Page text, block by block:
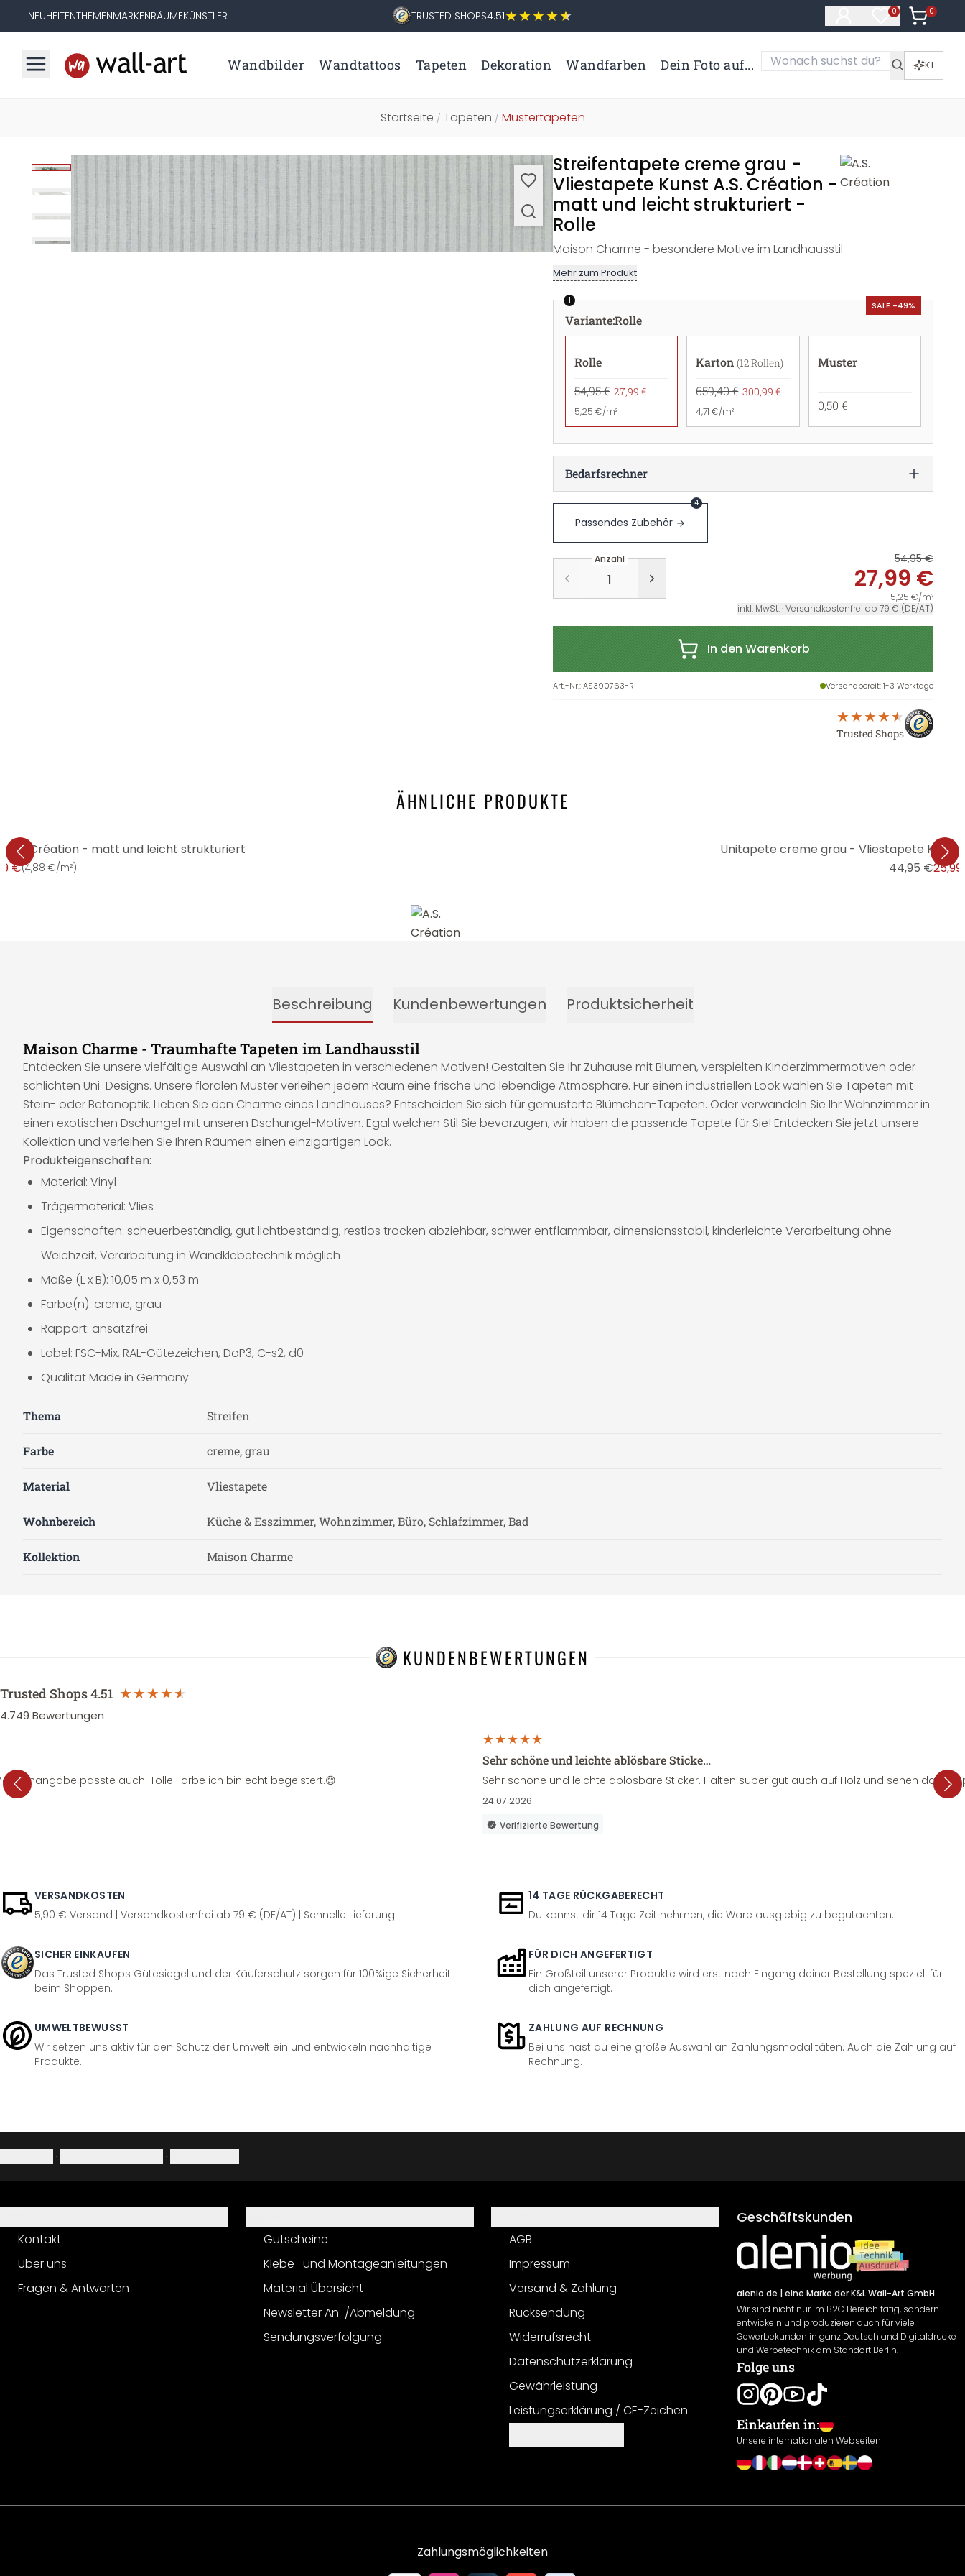
NEUHEITENTHEMENMARKENRÄUMEKÜNSTLER TRUSTED SHOPS4.51 0
Artikel im
0
Artikel
Wandbilder Wandtattoos Tapeten Dekoration Wandfarben Dein Foto auf... KI
Startseite / Tapeten / Mustertapeten
Streifentapete creme grau -
Vliestapete Kunst A.S. Création -
matt und leicht strukturiert -
Rolle
Maison Charme - besondere Motive im Landhausstil
Mehr zum Produkt
SALE -49%
1
Variante:Rolle
Rolle
54,95 € 27,99 €
5,25 €/m²
Karton (12 Rollen)
659,40 € 300,99 €
4,71 €/m²
Muster
0,50 €
Bedarfsrechner
Passendes Zubehör
4
Anzahl 54,95 €
27,99 €
5,25 €/m²
inkl. MwSt. · Versandkostenfrei ab 79 € (DE/AT)
In den Warenkorb
Art.-Nr.:AS390763-R Versandbereit: 1-3 Werktage
Trusted Shops
ÄHNLICHE PRODUKTE
Création - matt und leicht strukturiert
€(4,88 €/m²)
Unitapete creme grau - Vliestapete
44,95 €
Beschreibung Kundenbewertungen Produktsicherheit
Maison Charme - Traumhafte Tapeten im Landhausstil
Entdecken Sie unsere vielfältige Auswahl an Vliestapeten in verschiedenen Motiven! Gestalten Sie Ihr Zuhause mit Blumen, verspielten Kinderzimmermotiven oder
schlichten Uni-Designs. Unsere floralen Muster verleihen jedem Raum eine frische und lebendige Atmosphäre. Für einen industriellen Look wählen Sie Tapeten mit
Stein- oder Betonoptik. Lieben Sie den Charme eines Landhauses? Entscheiden Sie sich für gemusterte Blümchen-Tapeten. Oder verwandeln Sie Ihr Wohnzimmer in
einen exotischen Dschungel mit unseren Dschungel-Motiven. Egal welchen Stil Sie bevorzugen, wir haben die passende Tapete für Sie! Entdecken Sie jetzt unsere
Kollektion und verleihen Sie Ihren Räumen einen einzigartigen Look.
Produkteigenschaften:
Material: Vinyl
Trägermaterial: Vlies
Eigenschaften: scheuerbeständig, gut lichtbeständig, restlos trocken abziehbar, schwer entflammbar, dimensionsstabil, kinderleichte Verarbeitung ohne
Weichzeit, Verarbeitung in Wandklebetechnik möglich
Maße (L x B): 10,05 m x 0,53 m
Farbe(n): creme, grau
Rapport: ansatzfrei
Label: FSC-Mix, RAL-Gütezeichen, DoP3, C-s2, d0
Qualität Made in Germany
Thema Streifen
Farbe creme, grau
Material Vliestapete
Wohnbereich Küche & Esszimmer, Wohnzimmer, Büro, Schlafzimmer, Bad
Kollektion Maison Charme
KUNDENBEWERTUNGEN
Trusted Shops4.51
4.749 Bewertungen
passte auch. Tolle Farbe ich bin echt begeistert.😊
Sehr schöne und leichte ablösbare Sticke…
Sehr schöne und leichte ablösbare Sticker. Halten super gut auch auf Holz und sehen dazu
24.07.2026
Verifizierte Bewertung
VERSANDKOSTEN
5,90 € Versand | Versandkostenfrei ab 79 € (DE/AT) | Schnelle Lieferung
14 TAGE RÜCKGABERECHT
Du kannst dir 14 Tage Zeit nehmen, die Ware ausgiebig zu begutachten.
SICHER EINKAUFEN
Das Trusted Shops Gütesiegel und der Käuferschutz sorgen für 100%ige Sicherheit
beim Shoppen.
FÜR DICH ANGEFERTIGT
Ein Großteil unserer Produkte wird erst nach Eingang deiner Bestellung speziell für
dich angefertigt.
UMWELTBEWUSST
Wir setzen uns aktiv für den Schutz der Umwelt ein und entwickeln nachhaltige
Produkte.
ZAHLUNG AUF RECHNUNG
Bei uns hast du eine große Auswahl an Zahlungsmodalitäten. Auch die Zahlung auf
Rechnung.
· ·
Kontakt
Über uns
Fragen & Antworten
Gutscheine
Klebe- und Montageanleitungen
Material Übersicht
Newsletter An-/Abmeldung
Sendungsverfolgung
AGB
Impressum
Versand & Zahlung
Rücksendung
Widerrufsrecht
Datenschutzerklärung
Gewährleistung
Leistungserklärung / CE-Zeichen
Geschäftskunden
alenio.de | eine Marke der K&L Wall-Art GmbH.
Wir sind nicht nur im B2C Bereich tätig, sondern
entwickeln und produzieren auch für viele
Gewerbekunden in ganz Deutschland Digitaldrucke
und Werbetechnik am Standort Berlin.
Folge uns
Einkaufen in:
Unsere internationalen Webseiten
Zahlungsmöglichkeiten